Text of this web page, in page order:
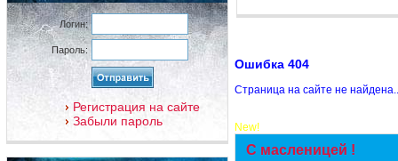
Логин:
Пароль:
Регистрация на сайте
Забыли пароль
Ошибка 404
Страница на сайте не
New!
С масленицей !